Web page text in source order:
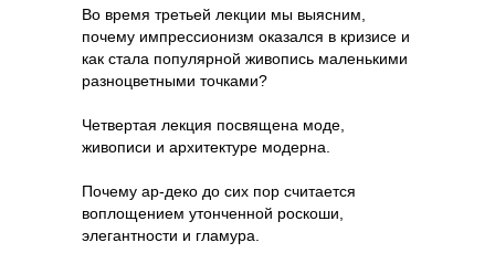
Во время третьей лекции мы выясним,
почему импрессионизм оказался в кризисе и
как стала популярной живопись маленькими
разноцветными точками?
Четвертая лекция посвящена моде,
живописи и архитектуре модернa.
Почему ар-деко до сих пор считается
воплощением утонченной роскоши,
элегантности и гламура.